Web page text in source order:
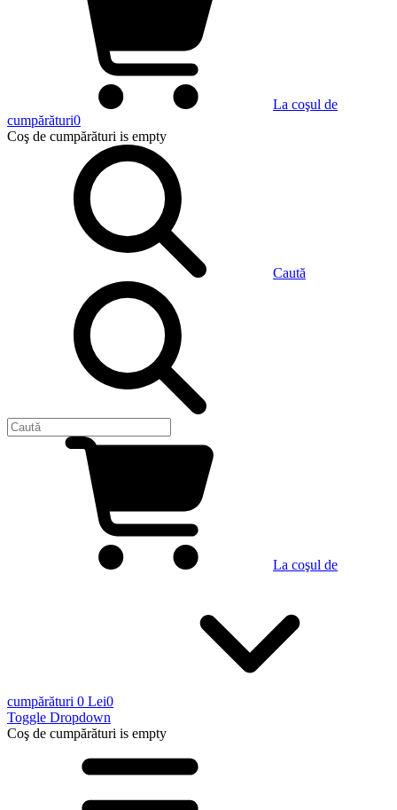
La coşul de
cumpărături0
Coş de cumpărături is empty
Caută
La coşul de
cumpărături 0 Lei0
Toggle Dropdown
Coş de cumpărături is empty